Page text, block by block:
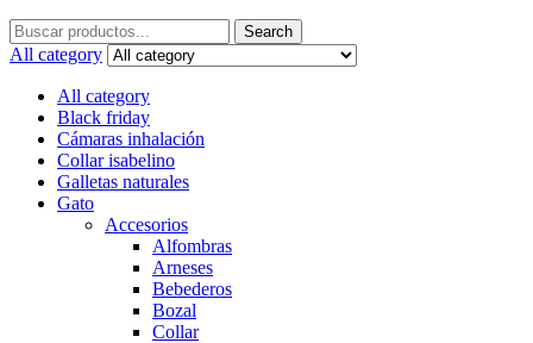
Search
for:
Search
All category
All category
Black friday
Cámaras inhalación
Collar isabelino
Galletas naturales
Gato
Accesorios
Alfombras
Arneses
Bebederos
Bozal
Collar